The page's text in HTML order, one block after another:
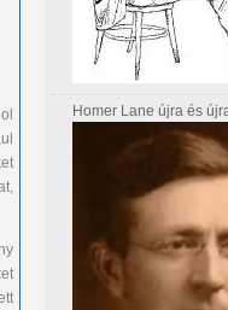
Homer Lane újra és